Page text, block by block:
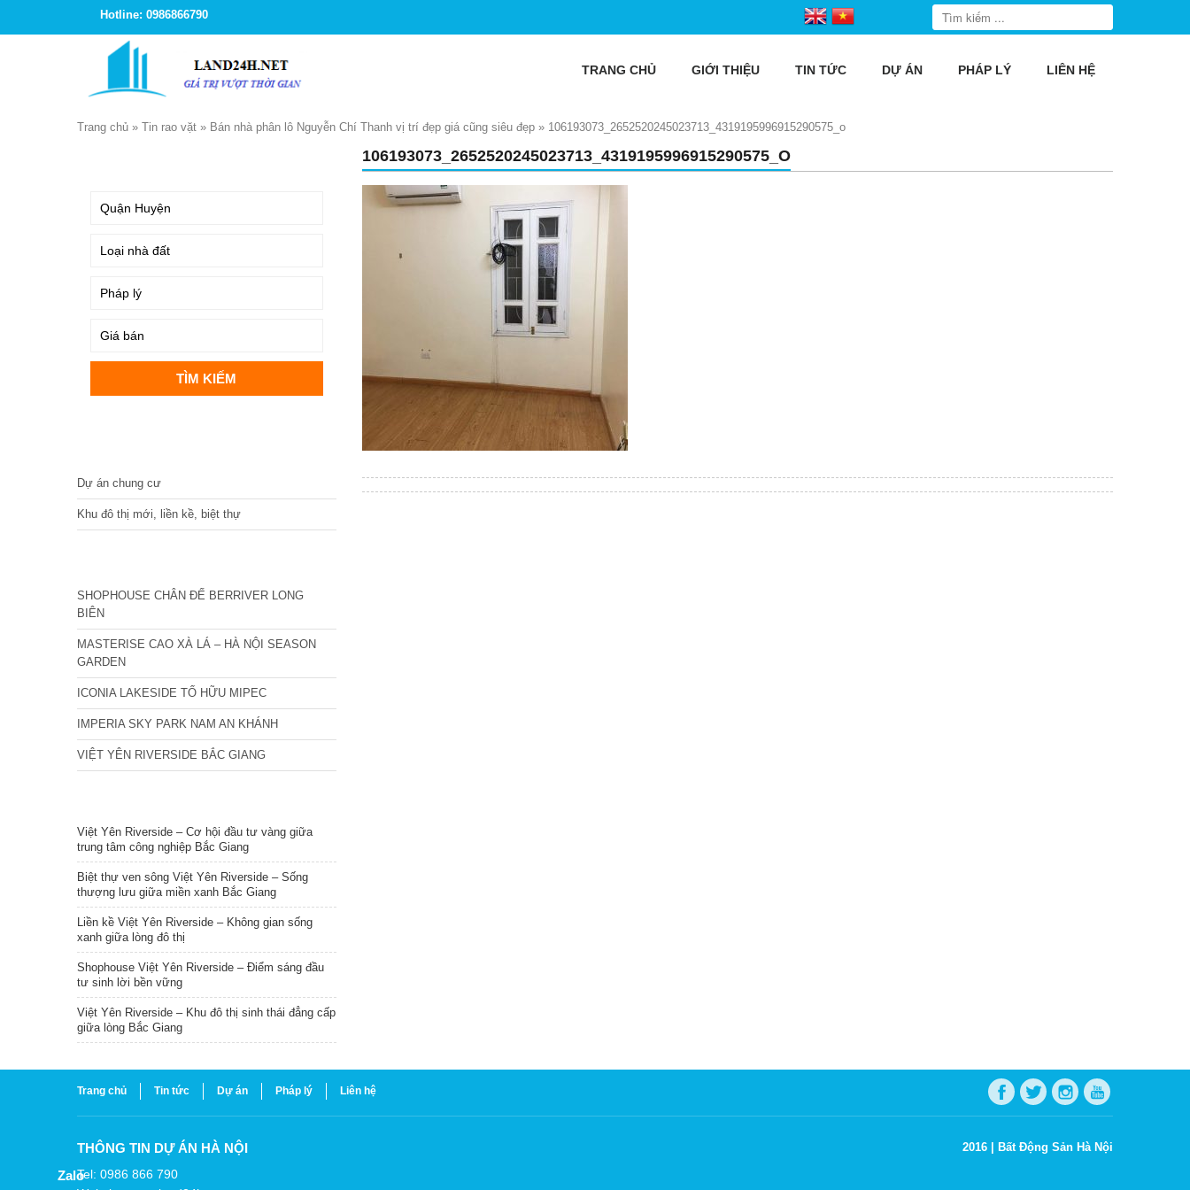
Hotline: 0986866790
TRANG CHỦ GIỚI THIỆU TIN TỨC DỰ ÁN PHÁP LÝ LIÊN HỆ
Trang chủ » Tin rao vặt » Bán nhà phân lô Nguyễn Chí Thanh vị trí đẹp giá cũng siêu đẹp » 106193073_2652520245023713_4319195996915290575_o
106193073_2652520245023713_4319195996915290575_O
Dự án chung cư
Khu đô thị mới, liền kề, biệt thự
SHOPHOUSE CHÂN ĐẾ BERRIVER LONG
BIÊN
MASTERISE CAO XÀ LÁ – HÀ NỘI SEASON
GARDEN
ICONIA LAKESIDE TỐ HỮU MIPEC
IMPERIA SKY PARK NAM AN KHÁNH
VIỆT YÊN RIVERSIDE BẮC GIANG
Việt Yên Riverside – Cơ hội đầu tư vàng giữa
trung tâm công nghiệp Bắc Giang
Biệt thự ven sông Việt Yên Riverside – Sống
thượng lưu giữa miền xanh Bắc Giang
Liền kề Việt Yên Riverside – Không gian sống
xanh giữa lòng đô thị
Shophouse Việt Yên Riverside – Điểm sáng đầu
tư sinh lời bền vững
Việt Yên Riverside – Khu đô thị sinh thái đẳng cấp
giữa lòng Bắc Giang
Trang chủ Tin tức Dự án Pháp lý Liên hệ
THÔNG TIN DỰ ÁN HÀ NỘI
Tel: 0986 866 790
2016 | Bất Động Sản Hà Nội
Zalo